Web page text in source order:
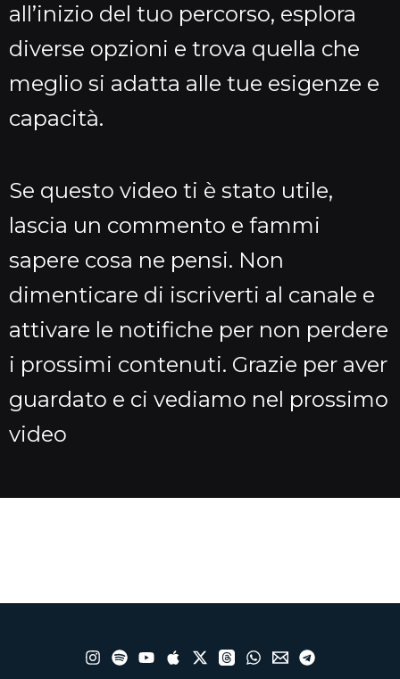
all’inizio del tuo percorso, esplora
diverse opzioni e trova quella che
meglio si adatta alle tue esigenze e
capacità.
Se questo video ti è stato utile,
lascia un commento e fammi
sapere cosa ne pensi. Non
dimenticare di iscriverti al canale e
attivare le notifiche per non perdere
i prossimi contenuti. Grazie per aver
guardato e ci vediamo nel prossimo
video